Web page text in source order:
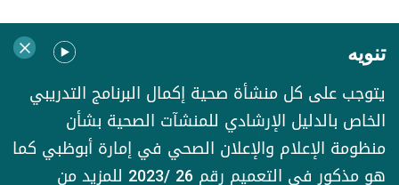
تنويه
يتوجب على كل منشأة صحية إكمال البرنامج التدريبي
الخاص بالدليل الإرشادي للمنشآت الصحية بشأن
منظومة الإعلام والإعلان الصحي في إمارة أبوظبي كما
هو مذكور في التعميم رقم 26 /2023 للمزيد من